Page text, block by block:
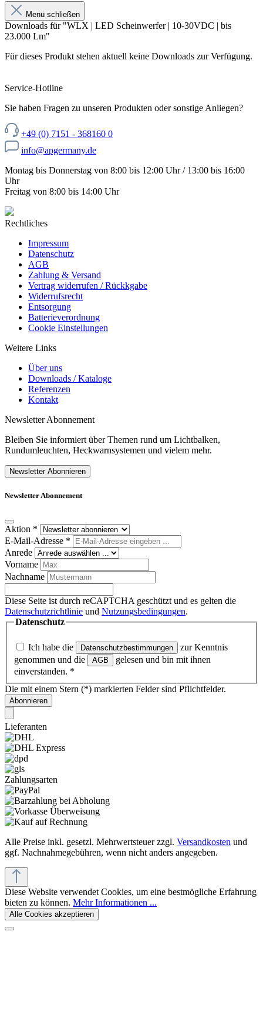
Menü schließen
Downloads für "WLX | LED Scheinwerfer | 10-30VDC | bis
23.000 Lm"
Für dieses Produkt stehen aktuell keine Downloads zur Verfügung.
Service-Hotline
Sie haben Fragen zu unseren Produkten oder sonstige Anliegen?
+49 (0) 7151 - 368160 0
info@apgermany.de
Montag bis Donnerstag von 8:00 bis 12:00 Uhr / 13:00 bis 16:00
Uhr
Freitag von 8:00 bis 14:00 Uhr
Rechtliches
Impressum
Datenschutz
AGB
Zahlung & Versand
Vertrag widerrufen / Rückkgabe
Widerrufsrecht
Entsorgung
Batterieverordnung
Cookie Einstellungen
Weitere Links
Über uns
Downloads / Kataloge
Referenzen
Kontakt
Newsletter Abonnement
Bleiben Sie informiert über Themen rund um Lichtbalken,
Rundumleuchten, Heckwarnsystemen und vielem mehr.
Newsletter Abonnieren
Newsletter Abonnement
Aktion *
E-Mail-Adresse *
Anrede
Vorname
Nachname
Diese Seite ist durch reCAPTCHA geschützt und es gelten die
Datenschutzrichtlinie und Nutzungsbedingungen.
Datenschutz
Ich habe die Datenschutzbestimmungen
zur Kenntnis
genommen und die
AGB
gelesen und bin mit ihnen
einverstanden. *
Die mit einem Stern (*) markierten Felder sind Pflichtfelder.
Abonnieren
Lieferanten
Zahlungsarten
Alle Preise inkl. gesetzl. Mehrwertsteuer zzgl. Versandkosten und
ggf. Nachnahmegebühren, wenn nicht anders angegeben.
Diese Website verwendet Cookies, um eine bestmögliche Erfahrung
bieten zu können. Mehr Informationen ...
Alle Cookies akzeptieren